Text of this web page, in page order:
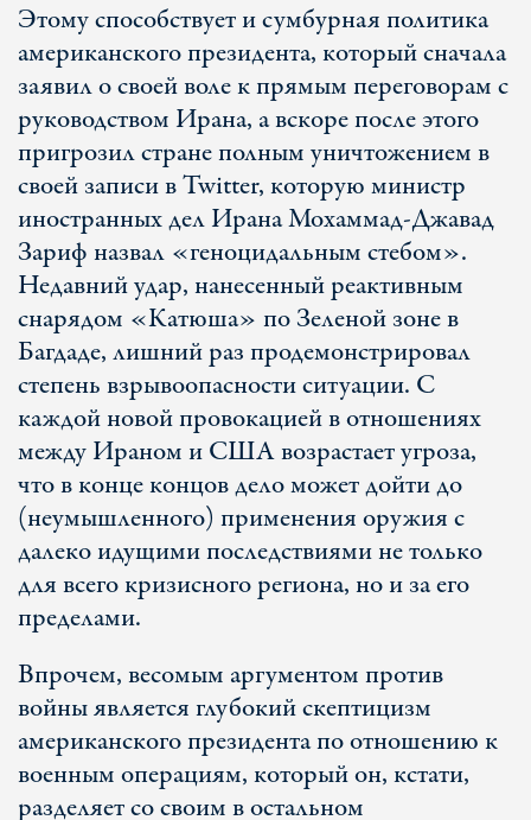
Этому способствует и сумбурная политика
американского президента, который сначала
заявил о своей воле к прямым переговорам с
руководством Ирана, а вскоре после этого
пригрозил стране полным уничтожением в
своей записи в Twitter, которую министр
иностранных дел Ирана Мохаммад-Джавад
Зариф назвал «геноцидальным стебом».
Недавний удар, нанесенный реактивным
снарядом «Катюша» по Зеленой зоне в
Багдаде, лишний раз продемонстрировал
степень взрывоопасности ситуации. С
каждой новой провокацией в отношениях
между Ираном и США возрастает угроза,
что в конце концов дело может дойти до
(неумышленного) применения оружия с
далеко идущими последствиями не только
для всего кризисного региона, но и за его
пределами.
Впрочем, весомым аргументом против
войны является глубокий скептицизм
американского президента по отношению к
военным операциям, который он, кстати,
разделяет со своим в остальном